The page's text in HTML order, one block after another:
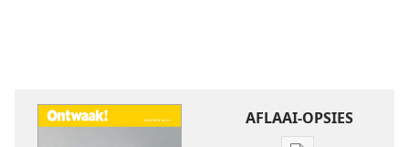
AFLAAI-OPSIES